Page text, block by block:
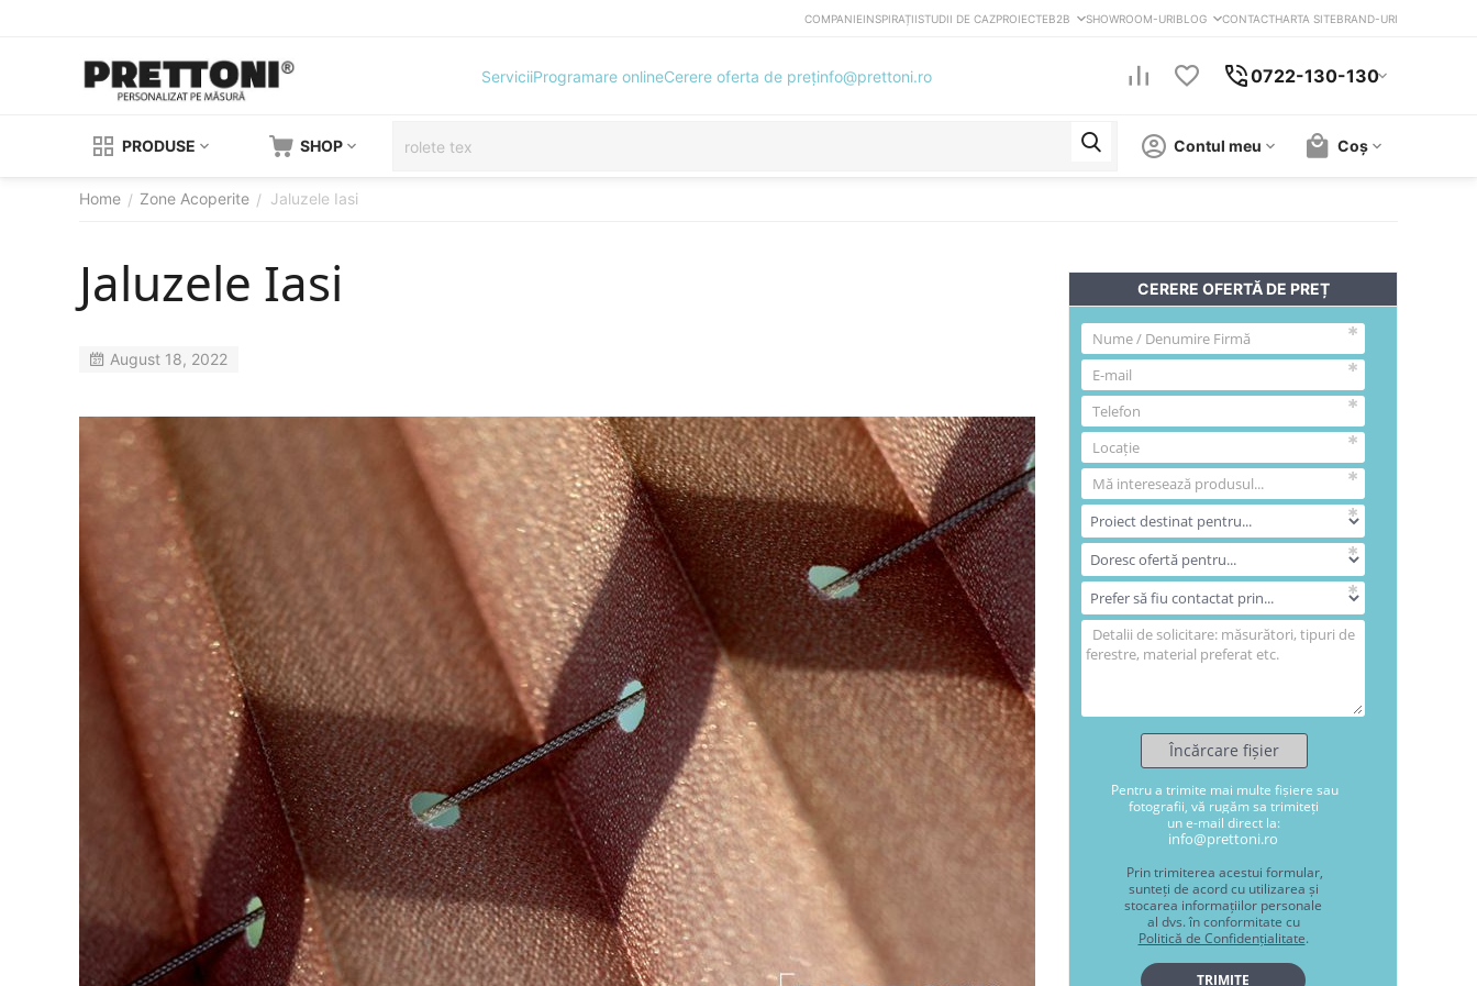
COMPANIEINSPIRAȚIISTUDII DE CAZPROIECTEB2B SHOWROOM-URIBLOG CONTACTHARTA SITEBRAND-URI
ServiciiProgramare onlineCerere oferta de preținfo@prettoni.ro 0722-130-130
PRODUSE SHOP Coș
Contul meu
Home / Zone Acoperite / Jaluzele Iasi
Jaluzele Iasi
August 18, 2022
CERERE OFERTĂ DE PREȚ